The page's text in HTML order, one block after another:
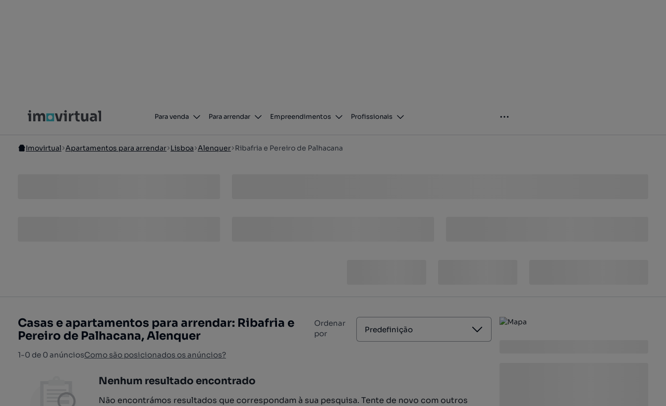
Para venda Para arrendar Empreendimentos Profissionais
Imovirtual Apartamentos para arrendar Lisboa Alenquer Ribafria e Pereiro de Palhacana
Casas e apartamentos para arrendar: Ribafria e
Pereiro de Palhacana, Alenquer
1-0 de 0 anúnciosComo são posicionados os anúncios?
Ordenar
por
Predefinição
Nenhum resultado encontrado
Não encontrámos resultados que correspondam à sua pesquisa. Tente de novo com outros